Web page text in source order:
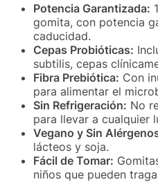
Potencia Garantizada:
gomita, con potencia
caducidad.
Cepas Probióticas:
subtilis, cepas
Fibra Prebiótica: Con
para alimentar el
Sin Refrigeración: No
para llevar a cualquier
Vegano y Sin
lácteos y soja.
Fácil de Tomar:
niños que pueden